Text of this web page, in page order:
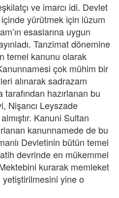
ve imarcı idi. Devlet
yürütmek için lüzum
esaslarına uygun
Tanzimat dönemine
temel kanunu olarak
çok mühim bir
alınarak sadrazam
hazırlanan bu
Nişancı Leyszade
Kanuni Sultan
kanunnamede de bu
Devletinin bütün temel
devrinde en mükemmel
kurarak memleket
yetiştirilmesini yine o